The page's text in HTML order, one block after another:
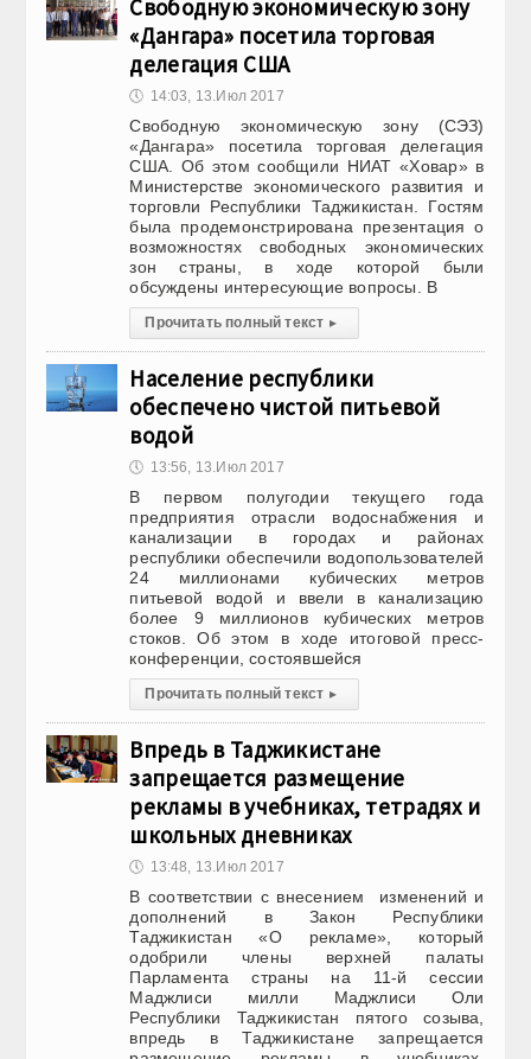
Свободную экономическую зону
«Дангара» посетила торговая
делегация США
🕔 14:03, 13.Июл 2017
Свободную экономическую зону (СЭЗ)
«Дангара» посетила торговая делегация
США. Об этом сообщили НИАТ «Ховар» в
Министерстве экономического развития и
торговли Республики Таджикистан. Гостям
была продемонстрирована презентация о
возможностях свободных экономических
зон страны, в ходе которой были
обсуждены интересующие вопросы. В
Прочитать полный текст ▸
Население республики
обеспечено чистой питьевой
водой
🕔 13:56, 13.Июл 2017
В первом полугодии текущего года
предприятия отрасли водоснабжения и
канализации в городах и районах
республики обеспечили водопользователей
24 миллионами кубических метров
питьевой водой и ввели в канализацию
более 9 миллионов кубических метров
стоков. Об этом в ходе итоговой пресс-
конференции, состоявшейся
Прочитать полный текст ▸
Впредь в Таджикистане
запрещается размещение
рекламы в учебниках, тетрадях и
школьных дневниках
🕔 13:48, 13.Июл 2017
В соответствии с внесением изменений и
дополнений в Закон Республики
Таджикистан «О рекламе», который
одобрили члены верхней палаты
Парламента страны на 11-й сессии
Маджлиси милли Маджлиси Оли
Республики Таджикистан пятого созыва,
впредь в Таджикистане запрещается